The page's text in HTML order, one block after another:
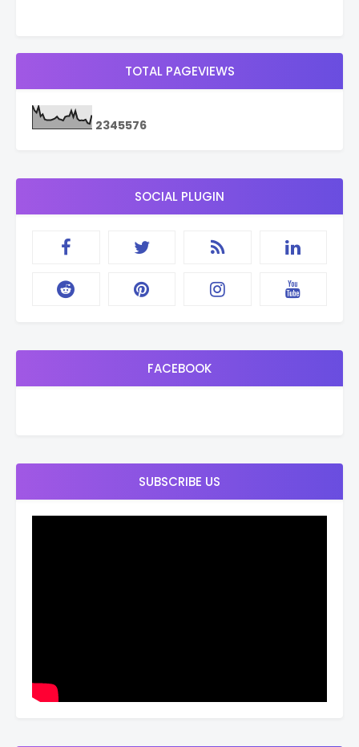
TOTAL PAGEVIEWS
2345576
SOCIAL PLUGIN
FACEBOOK
SUBSCRIBE US